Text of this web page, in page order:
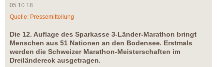
05.10.18
Quelle: Pressemitteilung
Die 12. Auflage des Sparkasse 3-Länder-Marathon bringt
Menschen aus 51 Nationen an den Bodensee. Erstmals
werden die Schweizer Marathon-Meisterschaften im
Dreiländereck ausgetragen.